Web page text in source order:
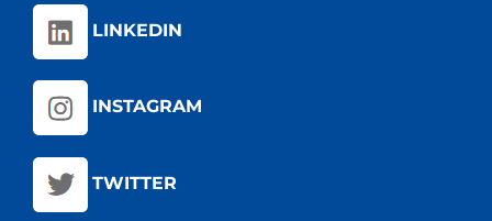
LINKEDIN
INSTAGRAM
TWITTER